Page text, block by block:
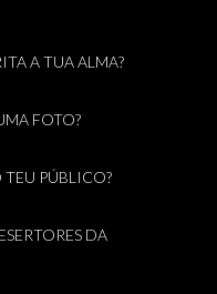
A TUA ALMA?
FOTO?
TEU PÚBLICO?
DA